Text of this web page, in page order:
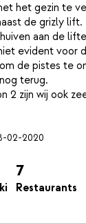
het gezin te
de grizly lift.
aan de
evident voor
de pistes te
terug.
02-2020
7
Restaurants